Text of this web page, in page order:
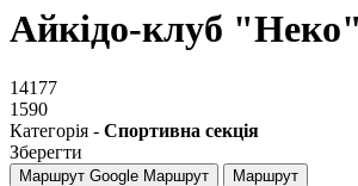
Айкідо-клуб "Неко"
14177
1590
Категорія - Спортивна секція
Зберегти
Маршрут Google Маршрут Маршрут